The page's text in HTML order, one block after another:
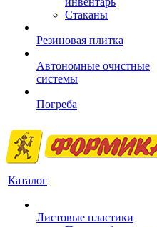
Стаканы
Резиновая плитка
Автономные очистные
системы
Погреба
Каталог
Листовые пластики